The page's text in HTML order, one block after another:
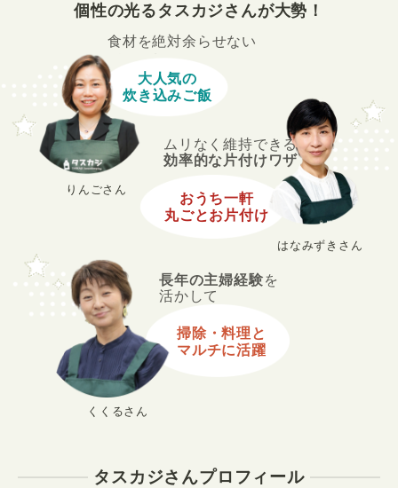
個性の光るタスカジさんが大勢！
くくるさん
長年の主婦経験を
活かして
掃除・料理と
マルチに活躍
りんごさん
食材を絶対余らせない
大人気の
炊き込みご飯
はなみずきさん
ムリなく維持できる
効率的な片付けワザ
おうち一軒
丸ごとお片付け
タスカジさんプロフィール